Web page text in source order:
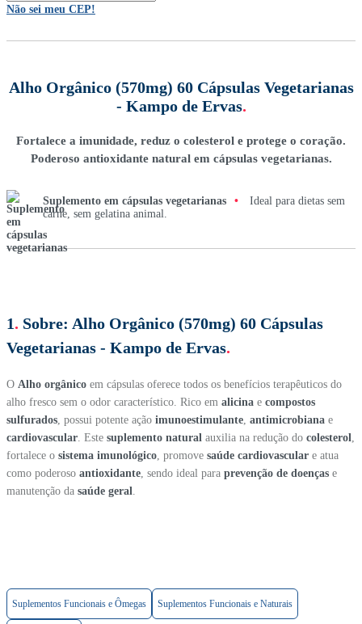
Não sei meu CEP!
Alho Orgânico (570mg) 60 Cápsulas Vegetarianas
- Kampo de Ervas.
Fortalece a imunidade, reduz o colesterol e protege o coração.
Poderoso antioxidante natural em cápsulas vegetarianas.
Suplemento em cápsulas vegetarianas •
Ideal para dietas sem
carne, sem gelatina animal.
1. Sobre: Alho Orgânico (570mg) 60 Cápsulas
Vegetarianas - Kampo de Ervas.
O Alho orgânico em cápsulas oferece todos os benefícios terapêuticos do
alho fresco sem o odor característico. Rico em alicina e compostos
sulfurados , possui potente ação imunoestimulante antimicrobiana e
cardiovascular . Este suplemento natural auxilia na redução do colesterol
fortalece o sistema imunológico , promove saúde cardiovascular e atua
como poderoso antioxidante , sendo ideal para prevenção de doenças e
manutenção da saúde geral
Suplementos Funcionais e Ômegas Suplementos Funcionais e Naturais